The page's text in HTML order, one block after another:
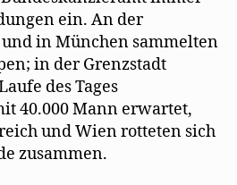
ein. An der
in München sammelten
in der Grenzstadt
des Tages
40.000 Mann erwartet,
und Wien rotteten sich
zusammen.